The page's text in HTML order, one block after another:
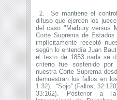
2. Se mantiene el
difuso que ejercen los
del caso "Marbury versus
Corte Suprema de
implícitamente receptó
según lo entendía Juan
el texto de 1853 nada se
criterio fue sostenido
nuestra Corte Suprema
demuestran los fallos en
1:32), “Sojo” (Fallos,
33:162). Posterior a